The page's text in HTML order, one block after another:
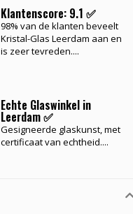
Klantenscore: 9.1 ✅
98% van de klanten beveelt
Kristal-Glas Leerdam aan en
is zeer tevreden....
Echte Glaswinkel in
Leerdam ✅
Gesigneerde glaskunst, met
certificaat van echtheid....